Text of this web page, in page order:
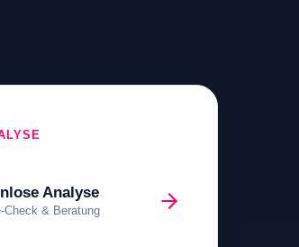
Analyse
Check & Beratung